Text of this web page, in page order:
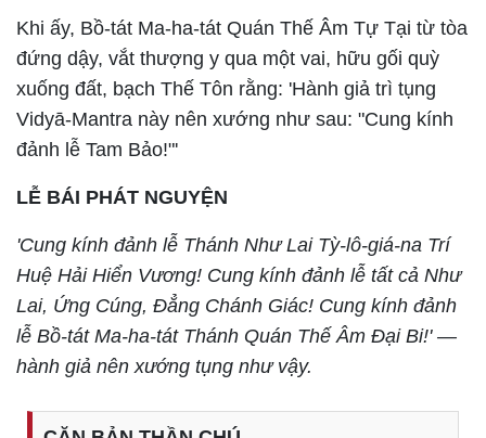
Khi ấy, Bồ-tát Ma-ha-tát Quán Thế Âm Tự Tại từ tòa
đứng dậy, vắt thượng y qua một vai, hữu gối quỳ
xuống đất, bạch Thế Tôn rằng: 'Hành giả trì tụng
Vidyā-Mantra này nên xướng như sau: "Cung kính
đảnh lễ Tam Bảo!"'
LỄ BÁI PHÁT NGUYỆN
'Cung kính đảnh lễ Thánh Như Lai Tỳ-lô-giá-na Trí
Huệ Hải Hiển Vương! Cung kính đảnh lễ tất cả Như
Lai, Ứng Cúng, Đẳng Chánh Giác! Cung kính đảnh
lễ Bồ-tát Ma-ha-tát Thánh Quán Thế Âm Đại Bi!' —
hành giả nên xướng tụng như vậy.